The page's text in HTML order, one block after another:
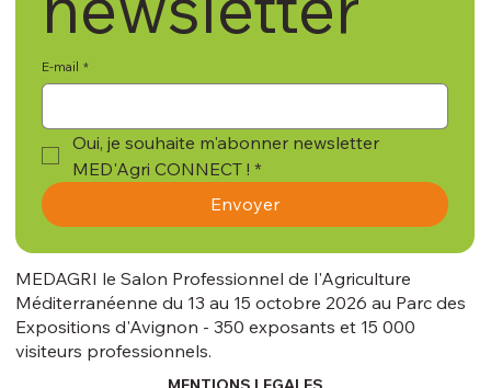
MEDAGRI le Salon Professionnel de l'Agriculture
Méditerranéenne du 13 au 15 octobre 2026 au Parc des
Expositions d'Avignon - 350 exposants et 15 000
visiteurs professionnels.
E-mail *
Oui, je souhaite m'abonner newsletter
MED'Agri CONNECT ! *
Envoyer